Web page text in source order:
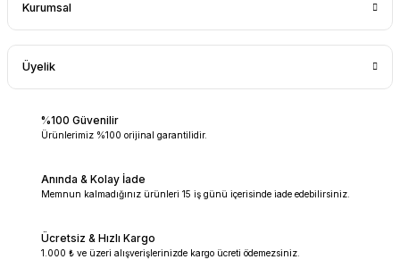
Kurumsal
Üyelik
%100 Güvenilir
Ürünlerimiz %100 orijinal garantilidir.
Anında & Kolay İade
Memnun kalmadığınız ürünleri 15 iş günü içerisinde iade edebilirsiniz.
Ücretsiz & Hızlı Kargo
1.000 ₺ ve üzeri alışverişlerinizde kargo ücreti ödemezsiniz.